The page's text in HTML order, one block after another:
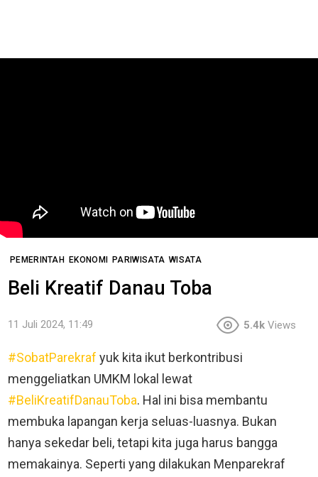
PEMERINTAH EKONOMI PARIWISATA WISATA
Beli Kreatif Danau Toba
11 Juli 2024, 11:49 5.4k Views
#SobatParekraf yuk kita ikut berkontribusi
menggeliatkan UMKM lokal lewat
#BeliKreatifDanauToba. Hal ini bisa membantu
membuka lapangan kerja seluas-luasnya. Bukan
hanya sekedar beli, tetapi kita juga harus bangga
memakainya. Seperti yang dilakukan Menparekraf